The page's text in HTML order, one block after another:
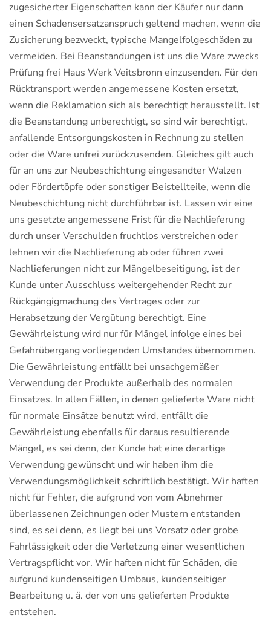
zugesicherter Eigenschaften kann der Käufer nur dann
einen Schadensersatzanspruch geltend machen, wenn die
Zusicherung bezweckt, typische Mangelfolgeschäden zu
vermeiden. Bei Beanstandungen ist uns die Ware zwecks
Prüfung frei Haus Werk Veitsbronn einzusenden. Für den
Rücktransport werden angemessene Kosten ersetzt,
wenn die Reklamation sich als berechtigt herausstellt. Ist
die Beanstandung unberechtigt, so sind wir berechtigt,
anfallende Entsorgungskosten in Rechnung zu stellen
oder die Ware unfrei zurückzusenden. Gleiches gilt auch
für an uns zur Neubeschichtung eingesandter Walzen
oder Fördertöpfe oder sonstiger Beistellteile, wenn die
Neubeschichtung nicht durchführbar ist. Lassen wir eine
uns gesetzte angemessene Frist für die Nachlieferung
durch unser Verschulden fruchtlos verstreichen oder
lehnen wir die Nachlieferung ab oder führen zwei
Nachlieferungen nicht zur Mängelbeseitigung, ist der
Kunde unter Ausschluss weitergehender Recht zur
Rückgängigmachung des Vertrages oder zur
Herabsetzung der Vergütung berechtigt. Eine
Gewährleistung wird nur für Mängel infolge eines bei
Gefahrübergang vorliegenden Umstandes übernommen.
Die Gewährleistung entfällt bei unsachgemäßer
Verwendung der Produkte außerhalb des normalen
Einsatzes. In allen Fällen, in denen gelieferte Ware nicht
für normale Einsätze benutzt wird, entfällt die
Gewährleistung ebenfalls für daraus resultierende
Mängel, es sei denn, der Kunde hat eine derartige
Verwendung gewünscht und wir haben ihm die
Verwendungsmöglichkeit schriftlich bestätigt. Wir haften
nicht für Fehler, die aufgrund von vom Abnehmer
überlassenen Zeichnungen oder Mustern entstanden
sind, es sei denn, es liegt bei uns Vorsatz oder grobe
Fahrlässigkeit oder die Verletzung einer wesentlichen
Vertragspflicht vor. Wir haften nicht für Schäden, die
aufgrund kundenseitigen Umbaus, kundenseitiger
Bearbeitung u. ä. der von uns gelieferten Produkte
entstehen.